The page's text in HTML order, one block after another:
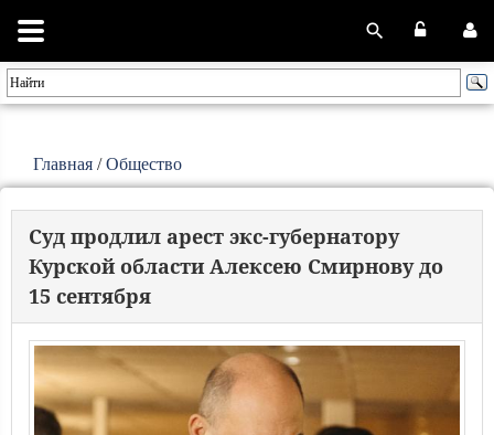
Главная /Общество
Суд продлил арест экс-губернатору
Курской области Алексею Смирнову до
15 сентября